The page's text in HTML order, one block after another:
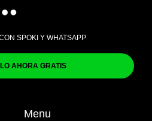
SPOKI Y WHATSAPP
AHORA GRATIS
Menu